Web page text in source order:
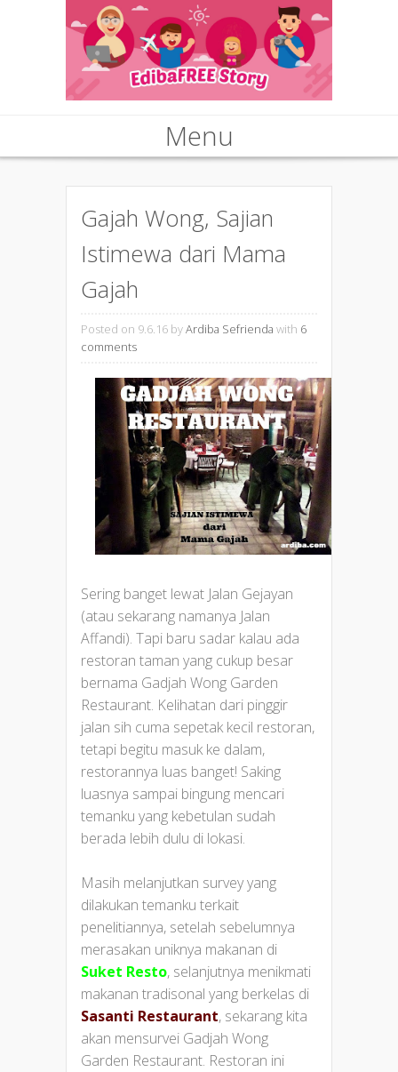
Menu
Gajah Wong, Sajian
Istimewa dari Mama
Gajah
Posted on 9.6.16 byArdiba Sefrienda with 6
comments
Sering banget lewat Jalan Gejayan
(atau sekarang namanya Jalan
Affandi). Tapi baru sadar kalau ada
restoran taman yang cukup besar
bernama Gadjah Wong Garden
Restaurant. Kelihatan dari pinggir
jalan sih cuma sepetak kecil restoran,
tetapi begitu masuk ke dalam,
restorannya luas banget! Saking
luasnya sampai bingung mencari
temanku yang kebetulan sudah
berada lebih dulu di lokasi.
Masih melanjutkan survey yang
dilakukan temanku terkait
penelitiannya, setelah sebelumnya
merasakan uniknya makanan di
Suket Resto, selanjutnya menikmati
makanan tradisonal yang berkelas di
Sasanti Restaurant, sekarang kita
akan mensurvei Gadjah Wong
Garden Restaurant. Restoran ini